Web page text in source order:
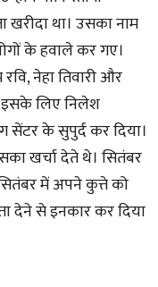
था। उसका नाम
के हवाले कर गए।
नेहा तिवारी और
इसके लिए निलेश
सेंटर के सुपुर्द कर दिया।
खर्चा देते थे। सितंबर
में अपने कुत्ते को
देने से इनकार कर दिया